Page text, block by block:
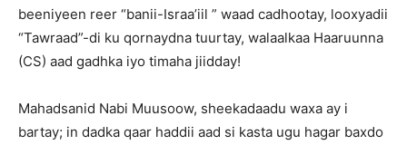
beeniyeen reer “banii-Israa’iil ” waad cadhootay, looxyadii
“Tawraad”-di ku qornaydna tuurtay, walaalkaa Haaruunna
(CS) aad gadhka iyo timaha jiidday!
Mahadsanid Nabi Muusoow, sheekadaadu waxa ay i
bartay; in dadka qaar haddii aad si kasta ugu hagar baxdo